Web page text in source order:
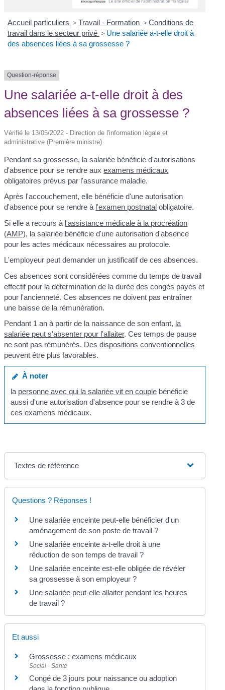
Accueil particuliers > Travail - Formation > Conditions de
travail dans le secteur privé > Une salariée a-t-elle droit à
des absences liées à sa grossesse ?
Question-réponse
Une salariée a-t-elle droit à des
absences liées à sa grossesse ?
Vérifié le 13/05/2022 - Direction de l'information légale et
administrative (Première ministre)
Pendant sa grossesse, la salariée bénéficie d'autorisations
d'absence pour se rendre auxexamens médicaux
obligatoires prévus par l'assurance maladie.
Après l'accouchement, elle bénéficie d'une autorisation
d'absence pour se rendre à l'examen postnatal obligatoire.
Si elle a recours à l'assistance médicale à la procréation
(AMP), la salariée bénéficie d'une autorisation d'absence
pour les actes médicaux nécessaires au protocole.
L'employeur peut demander un justificatif de ces absences.
Ces absences sont considérées comme du temps de travail
effectif pour la détermination de la durée des congés payés et
pour l'ancienneté. Ces absences ne doivent pas entraîner
une baisse de la rémunération.
Pendant 1 an à partir de la naissance de son enfant, la
salariée peut s'absenter pour l'allaiter. Ces temps de pause
ne sont pas rémunérés. Desdispositions conventionnelles
peuvent être plus favorables.
À noter
la personne avec qui la salariée vit en couplebénéficie
aussi d'une autorisation d'absence pour se rendre à 3 de
ces examens médicaux.
Textes de référence
Questions ? Réponses !
Une salariée enceinte peut-elle bénéficier d'un
aménagement de son poste de travail ?
Une salariée enceinte a-t-elle droit à une
réduction de son temps de travail ?
Une salariée enceinte est-elle obligée de révéler
sa grossesse à son employeur ?
Une salariée peut-elle allaiter pendant les heures
de travail ?
Et aussi
Grossesse : examens médicaux
Social - Santé
Congé de 3 jours pour naissance ou adoption